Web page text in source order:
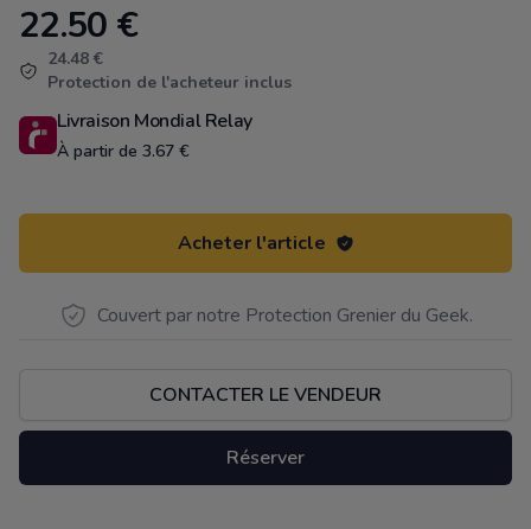
Product information
22.50 €
24.48 €
Protection de l'acheteur inclus
Livraison Mondial Relay
À partir de 3.67 €
Acheter l'article
Couvert par notre Protection Grenier du Geek.
CONTACTER LE VENDEUR
Réserver